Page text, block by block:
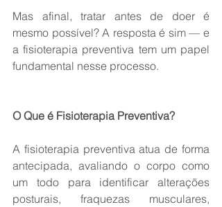
Mas afinal, tratar antes de doer é
mesmo possível? A resposta é sim — e
a fisioterapia preventiva tem um papel
fundamental nesse processo.
O Que é Fisioterapia Preventiva?
A fisioterapia preventiva atua de forma
antecipada, avaliando o corpo como
um todo para identificar alterações
posturais, fraquezas musculares,